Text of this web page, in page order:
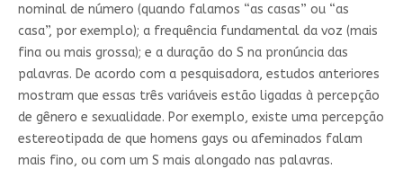
nominal de número (quando falamos “as casas” ou “as
casa”, por exemplo); a frequência fundamental da voz (mais
fina ou mais grossa); e a duração do S na pronúncia das
palavras. De acordo com a pesquisadora, estudos anteriores
mostram que essas três variáveis estão ligadas à percepção
de gênero e sexualidade. Por exemplo, existe uma percepção
estereotipada de que homens gays ou afeminados falam
mais fino, ou com um S mais alongado nas palavras.